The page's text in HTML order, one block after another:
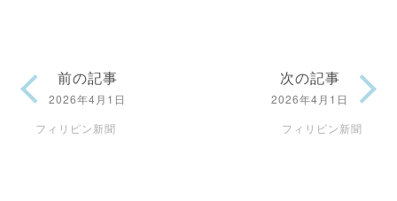
前の記事
2026年4月1日
フィリピン新聞
次の記事
2026年4月1日
フィリピン新聞